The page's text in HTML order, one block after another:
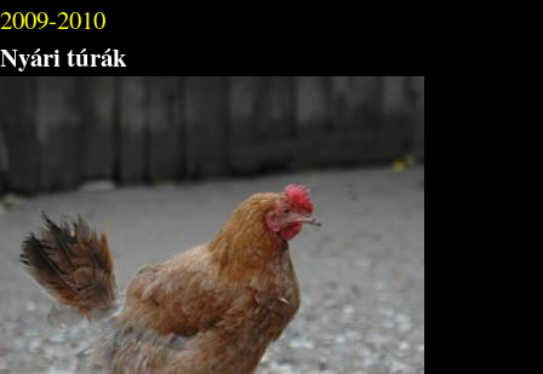
2009-2010
Nyári túrák